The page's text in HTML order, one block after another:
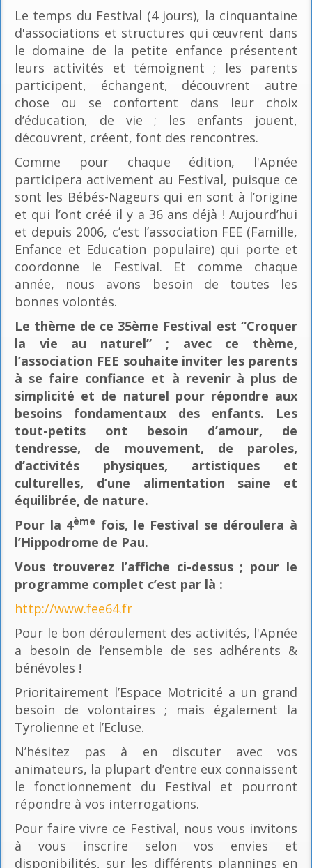
Le temps du Festival (4 jours), la cinquantaine
d'associations et structures qui œuvrent dans
le domaine de la petite enfance présentent
leurs activités et témoignent ; les parents
participent, échangent, découvrent autre
chose ou se confortent dans leur choix
d’éducation, de vie ; les enfants jouent,
découvrent, créent, font des rencontres.
Comme pour chaque édition, l'Apnée
participera activement au Festival, puisque ce
sont les Bébés-Nageurs qui en sont à l’origine
et qui l’ont créé il y a 36 ans déjà ! Aujourd’hui
et depuis 2006, c’est l’association FEE (Famille,
Enfance et Education populaire) qui porte et
coordonne le Festival. Et comme chaque
année, nous avons besoin de toutes les
bonnes volontés.
Le thème de ce 35ème Festival est “Croquer
la vie au naturel” ; avec ce thème,
l’association FEE souhaite inviter les parents
à se faire confiance et à revenir à plus de
simplicité et de naturel pour répondre aux
besoins fondamentaux des enfants. Les
tout-petits ont besoin d’amour, de
tendresse, de mouvement, de paroles,
d’activités physiques, artistiques et
culturelles, d’une alimentation saine et
équilibrée, de nature.
Pour la 4ème fois, le Festival se déroulera à
l’Hippodrome de Pau.
Vous trouverez l’affiche ci-dessus ; pour le
programme complet c’est par là :
http://www.fee64.fr
Pour le bon déroulement des activités, l'Apnée
a besoin de l’ensemble de ses adhérents &
bénévoles !
Prioritairement l’Espace Motricité a un grand
besoin de volontaires ; mais également la
Tyrolienne et l’Ecluse.
N’hésitez pas à en discuter avec vos
animateurs, la plupart d’entre eux connaissent
le fonctionnement du Festival et pourront
répondre à vos interrogations.
Pour faire vivre ce Festival, nous vous invitons
à vous inscrire selon vos envies et
disponibilités, sur les différents plannings en